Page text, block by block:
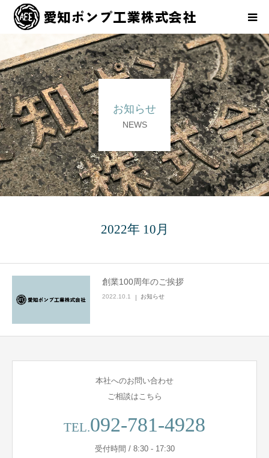
お知らせ
NEWS
2022年 10月
創業100周年のご挨拶
2022.10.1 お知らせ
本社へのお問い合わせ
ご相談はこちら
TEL.092-781-4928
受付時間 / 8:30 - 17:30
ホーム
会社案内
事業内容
お知らせ
アクセス